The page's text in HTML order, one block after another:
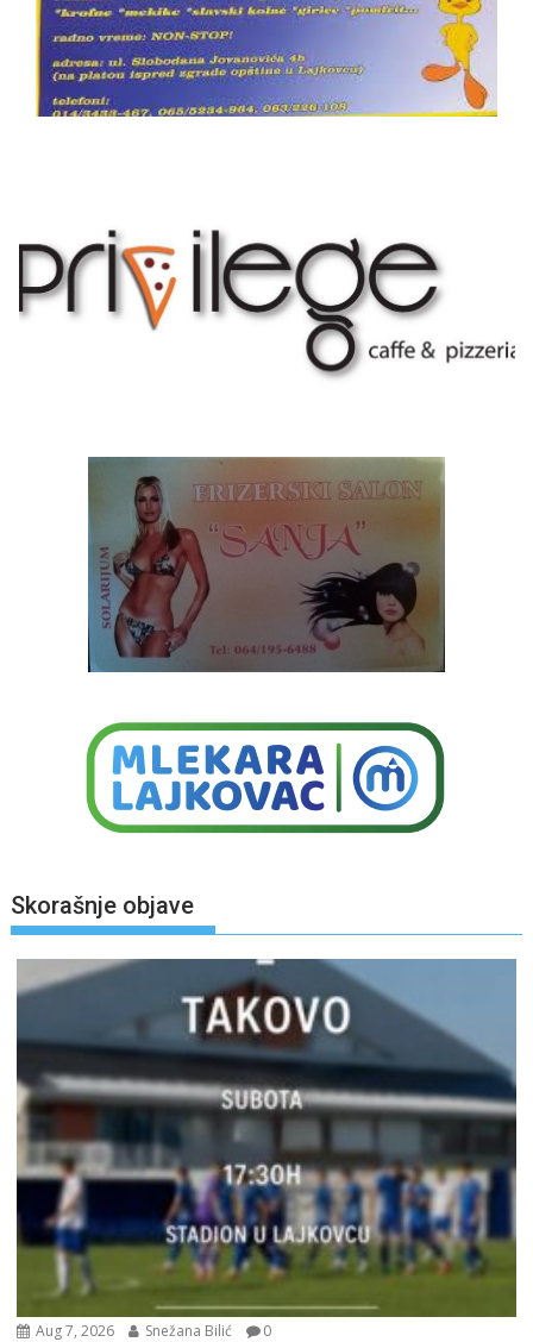
Skorašnje objave
Aug 7, 2026 Snežana Bilić 0